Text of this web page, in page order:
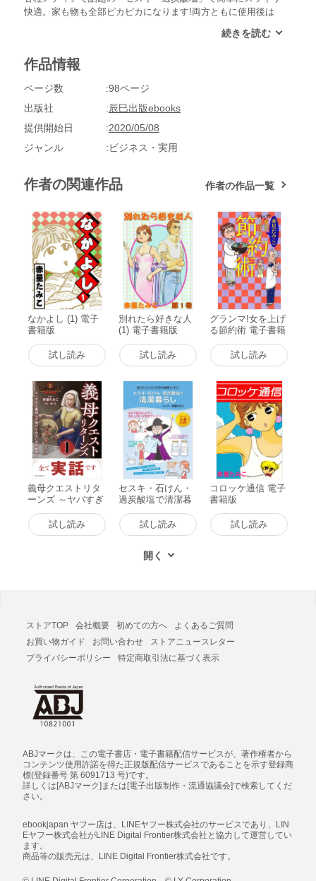
快適。家も物も全部ピカピカになります!両方ともに使用後は
少なく、また100円SHOPで買えるので経済的な負担も少ない
ん、洗濯にも使え、まさに万能の洗浄剤です。本書ではこのセ
上手に活用できる方法を伝授します。【セスキとは】「セス
キ」と呼ばれているのは「セスキ炭酸ソーダ」のこと。弱アル
こりなど酸性の汚れ落としに効果があります。【過炭酸塩と
は】「過炭酸塩」と呼ばれているのは「過炭酸ソーダ」のこ
作品情報
ページ数
98ページ
出版社
辰巳出版ebooks
提供開始日
2020/05/08
ジャンル
ビジネス・実用
作者の関連作品 作者の作品一覧
なかよし (1) 電子
書籍版
試し読み
別れたら好きな人
(1) 電子書籍版
試し読み
グランマ!女を上げ
る節約術 電子書籍
試し読み
義母クエストリタ
ーンズ ～ヤバすぎ
る義母との負けら
れない30年戦争～
1 電子書籍版
試し読み
セスキ・石けん・
過炭酸塩で清潔暮
らし 電子書籍版
試し読み
コロッケ通信 電子
書籍版
試し読み
ストアTOP 会社概要 初めての方へ
よくあるご質問
お買い物ガイド
お問い合わせ
ストアニュースレター
プライバシーポリシー
特定商取引法に基づく表示
ABJマークは、この電子書店・電子書籍配信サービスが、著作権者から
コンテンツ使用許諾を得た正規版配信サービスであることを示す登録商
標(登録番号 第 6091713 号)です。
詳しくは[ABJマーク]または[電子出版制作・流通協議会]で検索してくだ
さい。
ebookjapan ヤフー店は、LINEヤフー株式会社のサービスであり、LIN
Eヤフー株式会社がLINE Digital Frontier株式会社と協力して運営してい
ます。
商品等の販売元は、LINE Digital Frontier株式会社です。